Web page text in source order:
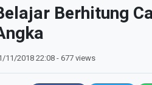
Berhitung
11/201822:08- 677 views